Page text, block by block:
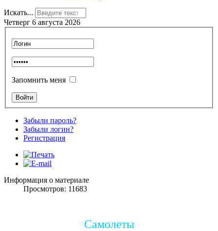
Искать...
Четверг 6 августа 2026
Запомнить меня
Забыли пароль?
Забыли логин?
Регистрация
Информация о материале
Просмотров: 11683
Самолеты